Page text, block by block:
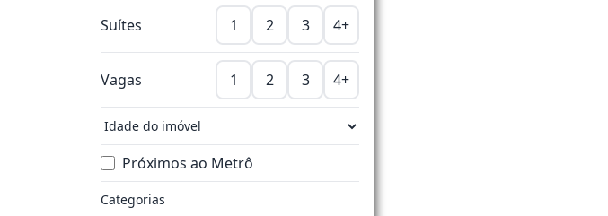
Suítes 1 2 3 4+
Vagas 1 2 3 4+
Próximos ao Metrô
Categorias